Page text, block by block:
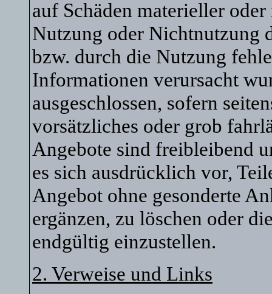
auf Schäden materieller
Nutzung oder Nichtnutzung
bzw. durch die Nutzung
Informationen verursacht
ausgeschlossen, sofern
vorsätzliches oder grob
Angebote sind freibleibend
es sich ausdrücklich vor,
Angebot ohne gesonderte
ergänzen, zu löschen oder
endgültig einzustellen.
2. Verweise und Links